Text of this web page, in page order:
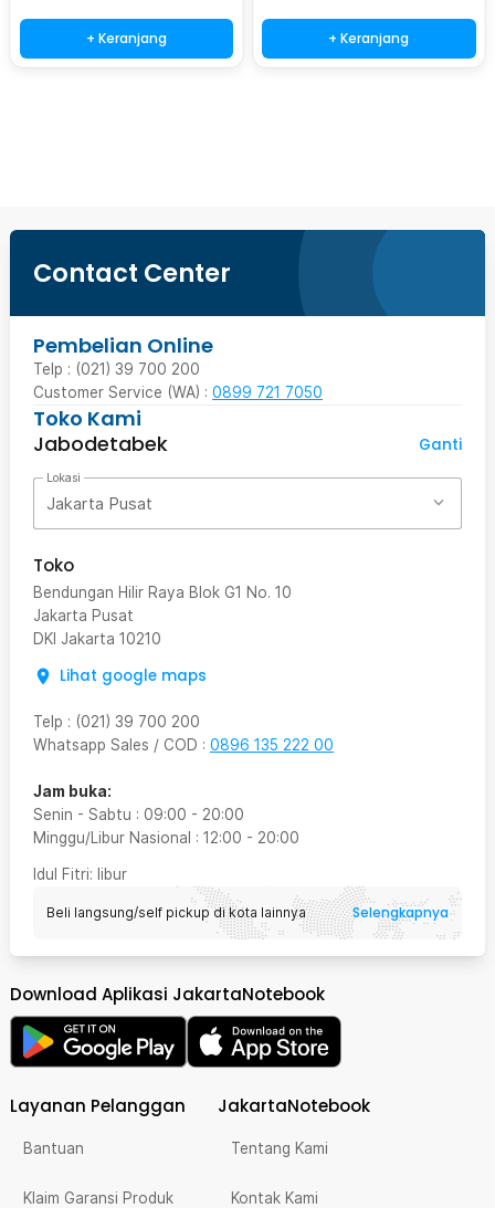
+ Keranjang + Keranjang
Contact Center
Pembelian Online
Telp : (021) 39 700 200
Customer Service (WA) : 0899 721 7050
Toko Kami
Jabodetabek
Ganti
Lokasi
Jakarta Pusat
Toko
Bendungan Hilir Raya Blok G1 No. 10
Jakarta Pusat
DKI Jakarta 10210
Lihat google maps
Telp : (021) 39 700 200
Whatsapp Sales / COD : 0896 135 222 00
Jam buka:
Senin - Sabtu : 09:00 - 20:00
Minggu/Libur Nasional : 12:00 - 20:00
Idul Fitri: libur
Beli langsung/self pickup di kota lainnya Selengkapnya
Download Aplikasi JakartaNotebook
Layanan Pelanggan
Bantuan
Klaim Garansi Produk
JakartaNotebook
Tentang Kami
Kontak Kami